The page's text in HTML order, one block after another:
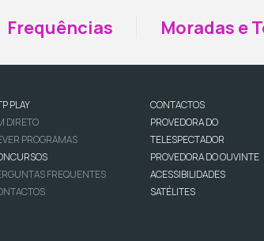
Frequências Moradas e
PLAY
DIRETO
PROGRAMAS
FREQUENTES
CONTACTOS
PROVEDORA DO
TELESPECTADOR
PROVEDORA DO OUVINTE
ACESSIBILIDADES
SATÉLITES